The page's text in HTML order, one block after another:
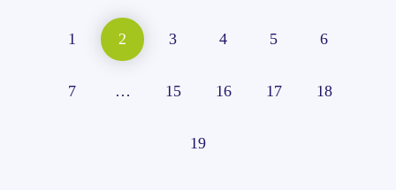
1 2 3 4 5 6
7 … 15 16 17 18
19